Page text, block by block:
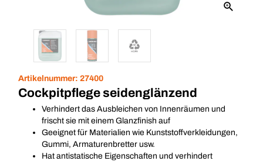
Artikelnummer: 27400
Cockpitpflege seidenglänzend
Verhindert das Ausbleichen von Innenräumen und
frischt sie mit einem Glanzfinish auf
Geeignet für Materialien wie Kunststoffverkleidungen,
Gummi, Armaturenbretter usw.
Hat antistatische Eigenschaften und verhindert